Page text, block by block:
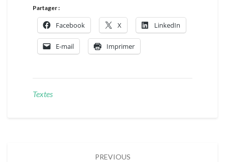
Partager :
Facebook X LinkedIn
E-mail Imprimer
Textes
PREVIOUS